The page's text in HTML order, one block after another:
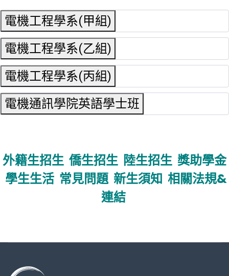
電機工程學系(甲組)
電機工程學系(乙組)
電機工程學系(丙組)
電機通訊學院英語學士班
外籍生招生 僑生招生 陸生招生 獎助學金
學生生活 常見問題 新生須知 相關法規&
連結